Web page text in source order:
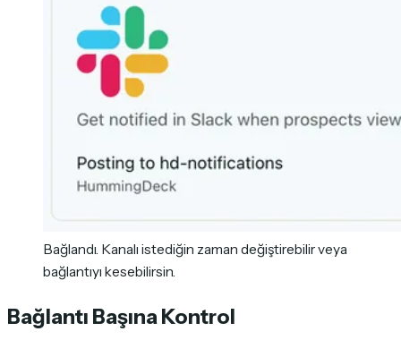
Bağlandı. Kanalı istediğin zaman değiştirebilir veya
bağlantıyı kesebilirsin.
Bağlantı Başına Kontrol